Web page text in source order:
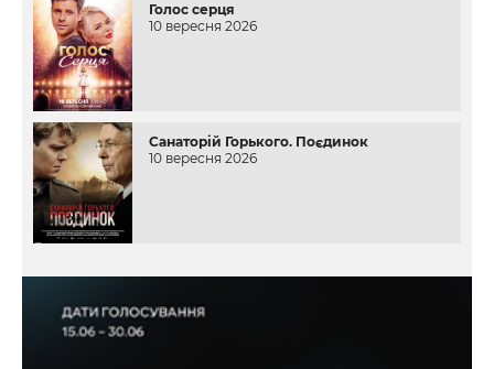
Голос серця
10 вересня 2026
Санаторій Горького. Поєдинок
10 вересня 2026